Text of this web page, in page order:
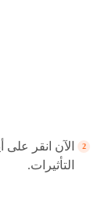
الآن انقر على
التأثيرات.